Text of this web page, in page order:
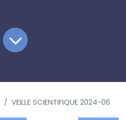
VEILLE SCIENTIFIQUE 2024-06